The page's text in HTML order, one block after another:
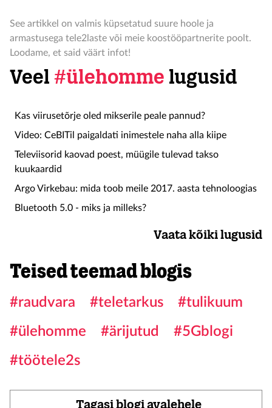
See artikkel on valmis küpsetatud suure hoole ja
armastusega tele2laste või meie koostööpartnerite poolt.
Loodame, et said väärt infot!
Veel #ülehomme lugusid
Kas viirusetõrje oled mikserile peale pannud?
Video: CeBITil paigaldati inimestele naha alla kiipe
Televiisorid kaovad poest, müügile tulevad takso
kuukaardid
Argo Virkebau: mida toob meile 2017. aasta tehnoloogias
Bluetooth 5.0 - miks ja milleks?
Vaata kõiki lugusid
Teised teemad blogis
#raudvara #teletarkus
#tulikuum
#ülehomme
#ärijutud
#5Gblogi
#töötele2s
Tagasi blogi avalehele